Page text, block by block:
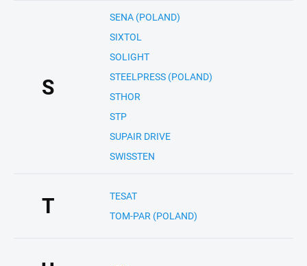
S
SENA (POLAND)
SIXTOL
SOLIGHT
STEELPRESS (POLAND)
STHOR
STP
SUPAIR DRIVE
SWISSTEN
T
TESAT
TOM-PAR (POLAND)